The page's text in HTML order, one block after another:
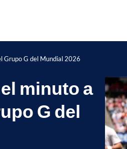
Grupo G del Mundial 2026
minuto a
G del